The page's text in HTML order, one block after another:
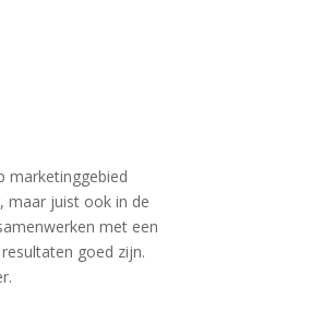
marketinggebied
maar juist ook in de
met een
goed zijn.